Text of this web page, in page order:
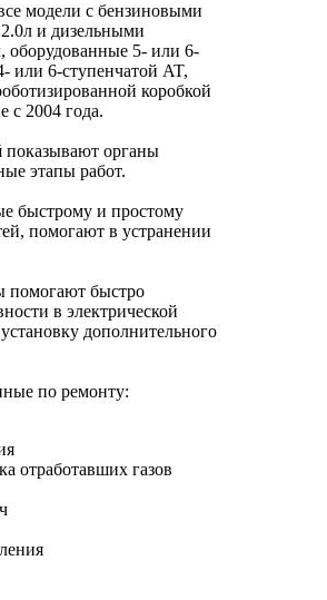
модели с бензиновыми
и дизельными
оборудованные 5- или 6-
или 6-ступенчатой AT,
коробкой
с 2004 года.
показывают органы
этапы работ.
быстрому и простому
помогают в устранении
помогают быстро
в электрической
дополнительного
по ремонту:
отработавших газов